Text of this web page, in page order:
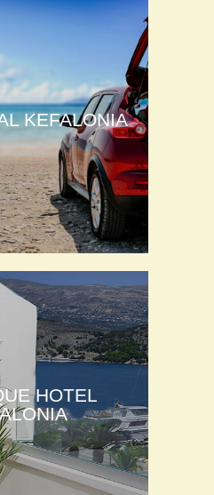
KEFALONIA
HOTEL